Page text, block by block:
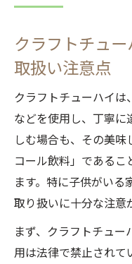
クラフトチュ
取扱い注意点
クラフトチューハイ
などを使用し、丁寧に
しむ場合も、その美
コール飲料」であるこ
ます。特に子供がい
取り扱いに十分な注意
まず、クラフトチュ
用は法律で禁止されて